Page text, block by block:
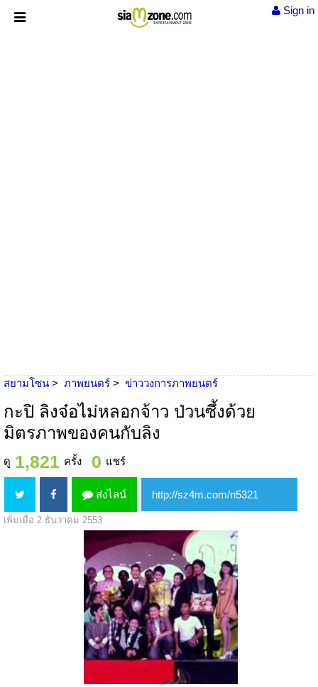
Sign in
สยามโซน ภาพยนตร์ ข่าววงการภาพยนตร์
กะปิ ลิงจ๋อไม่หลอกจ้าว ป่วนซึ้งด้วย
มิตรภาพของคนกับลิง
ดู 1,821 ครั้ง 0 แชร์
ส่งไลน์
เพิ่มเมื่อ 2 ธันวาคม 2553